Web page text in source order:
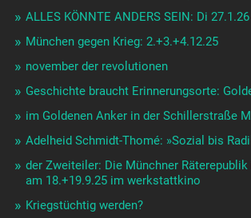
ALLES KÖNNTE ANDERS SEIN: Di 27.1.26
München gegen Krieg: 2.+3.+4.12.25
november der revolutionen
Geschichte braucht Erinnerungsorte:
im Goldenen Anker in der Schillerstraße
Adelheid Schmidt-Thomé: »Sozial bis
der Zweiteiler: Die Münchner Räterepublik
am 18.+19.9.25 im werkstattkino
Kriegstüchtig werden?